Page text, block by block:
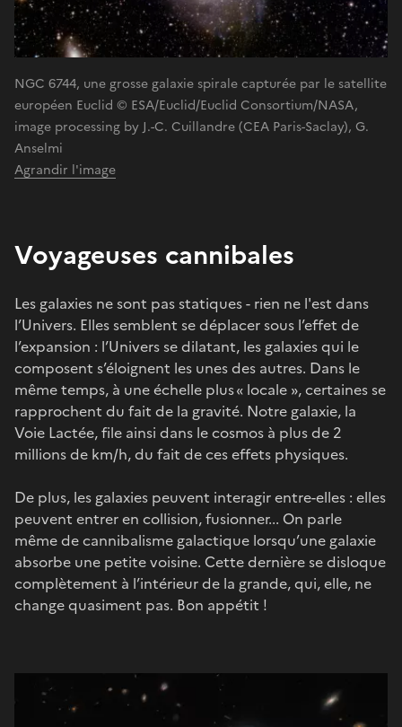
NGC 6744, une grosse galaxie spirale capturée par le satellite
européen Euclid © ESA/Euclid/Euclid Consortium/NASA,
image processing by J.-C. Cuillandre (CEA Paris-Saclay), G.
Anselmi
Agrandir l'image
Voyageuses cannibales
Les galaxies ne sont pas statiques - rien ne l'est dans
l’Univers. Elles semblent se déplacer sous l’effet de
l’expansion : l’Univers se dilatant, les galaxies qui le
composent s’éloignent les unes des autres. Dans le
même temps, à une échelle plus « locale », certaines se
rapprochent du fait de la gravité. Notre galaxie, la
Voie Lactée, file ainsi dans le cosmos à plus de 2
millions de km/h, du fait de ces effets physiques.
De plus, les galaxies peuvent interagir entre-elles : elles
peuvent entrer en collision, fusionner... On parle
même de cannibalisme galactique lorsqu’une galaxie
absorbe une petite voisine. Cette dernière se disloque
complètement à l’intérieur de la grande, qui, elle, ne
change quasiment pas. Bon appétit !